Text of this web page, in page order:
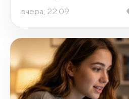
вчера, 22:09